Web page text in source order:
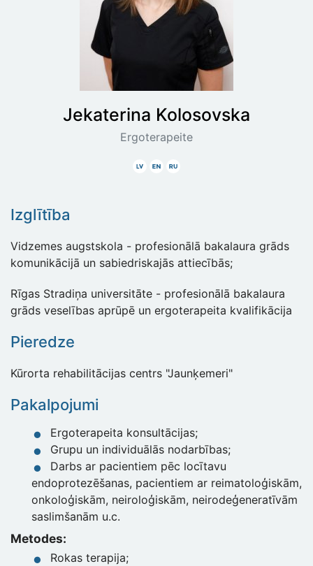
Jekaterina Kolosovska
Ergoterapeite
Latviski
AngliskiKrieviski
Izglītība
Vidzemes augstskola - profesionālā bakalaura grāds
komunikācijā un sabiedriskajās attiecībās;
Rīgas Stradiņa universitāte - profesionālā bakalaura
grāds veselības aprūpē un ergoterapeita kvalifikācija
Pieredze
Kūrorta rehabilitācijas centrs "Jaunķemeri"
Pakalpojumi
Ergoterapeita konsultācijas;
Grupu un individuālās nodarbības;
Darbs ar pacientiem pēc locītavu
endoprotezēšanas, pacientiem ar reimatoloģiskām,
onkoloģiskām, neiroloģiskām, neirodeģeneratīvām
saslimšanām u.c.
Metodes:
Rokas terapija;